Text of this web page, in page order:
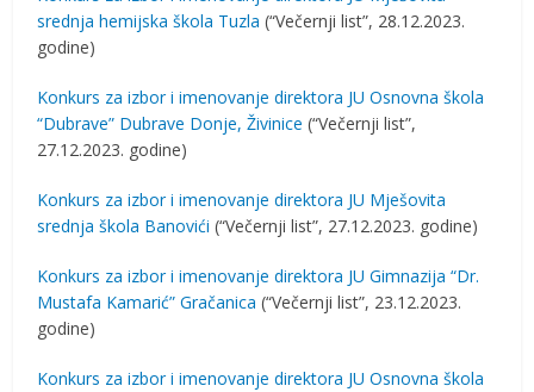
srednja hemijska škola Tuzla (“Večernji list”, 28.12.2023.
godine)
Konkurs za izbor i imenovanje direktora JU Osnovna škola
“Dubrave” Dubrave Donje, Živinice (“Večernji list”,
27.12.2023. godine)
Konkurs za izbor i imenovanje direktora JU Mješovita
srednja škola Banovići (“Večernji list”, 27.12.2023. godine)
Konkurs za izbor i imenovanje direktora JU Gimnazija “Dr.
Mustafa Kamarić” Gračanica (“Večernji list”, 23.12.2023.
godine)
Konkurs za izbor i imenovanje direktora JU Osnovna škola